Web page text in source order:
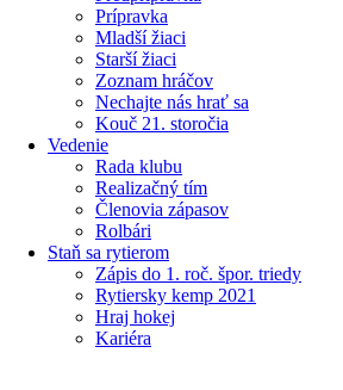
Prípravka
Mladší žiaci
Starší žiaci
Zoznam hráčov
Nechajte nás hrať sa
Kouč 21. storočia
Vedenie
Rada klubu
Realizačný tím
Členovia zápasov
Rolbári
Staň sa rytierom
Zápis do 1. roč. špor. triedy
Rytiersky kemp 2021
Hraj hokej
Kariéra